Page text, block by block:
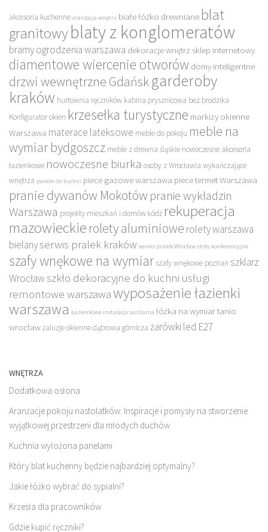
akcesoria kuchenne aranżacja wnętrz białe łóżko drewniane blat
granitowyblaty z konglomeratów
bramy ogrodzenia warszawa dekoracje wnętrz sklep internetowy
diamentowe wiercenie otworów domy inteligentne
drzwi wewnętrzne Gdańsk garderoby
kraków hurtownia ręczników kabina prysznicowa bez brodzika
Konfigurator okien krzesełka turystyczne markizy okienne
Warszawa materace lateksowe meble do pokoju meble na
wymiar bydgoszcz meble z drewna śląskie nowoczesne akcesoria
łazienkowe nowoczesne biurka osoby z Wrocławia wykańczające
wnętrza panele do kuchni piece gazowe warszawa piece termet Warszawa
pranie dywanów Mokotów pranie wykładzin
Warszawa projekty mieszkań i domów Łódź rekuperacja
mazowieckie rolety aluminiowe rolety warszawa
bielanyserwis pralek kraków serwis pralek Wrocław stoły konferencyjne
szafy wnękowe na wymiar szafy wnękowe poznań szklarz
Wrocław szkło dekoracyjne do kuchni usługi
remontowe warszawawyposażenie łazienki
warszawa Łazienkowa instalacja sanitarna łóżka na wymiar tanio
wrocławżaluzje okienne dąbrowa górnicza żarówki led E27
WNĘTRZA
Dodatkowa osłona
Aranżacje pokoju nastolatków: Inspiracje i pomysły na stworzenie
wyjątkowej przestrzeni dla młodych duchów
Kuchnia wyłożona panelami
Który blat kuchenny będzie najbardziej optymalny?
Jakie łóżko wybrać do sypialni?
Krzesła dla pracowników
Gdzie kupić ręczniki?